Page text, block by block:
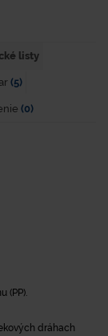
listy
(5)
(0)
(PP).
dráhach